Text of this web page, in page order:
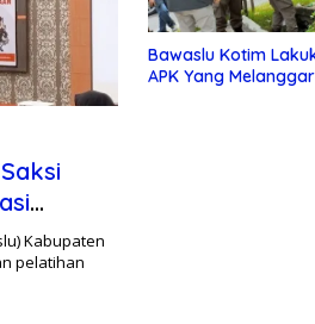
Kabupaten
pelatihan
Bawaslu Kotim
APK Yang